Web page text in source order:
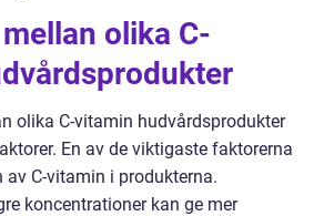
olika C-
olika C-vitamin hudvårdsprodukter
En av de viktigaste faktorerna
av C-vitamin i produkterna.
koncentrationer kan ge mer